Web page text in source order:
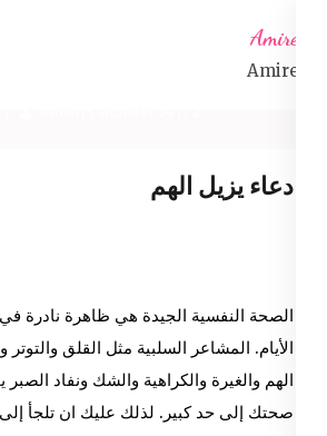
content
Amireta
Amireta
دعاء يزيل الهم
الصحة النفسية الجيدة هي ظاهرة نادرة
الأيام. المشاعر السلبية مثل القلق
الهم والغيرة والكراهية والشك ونفاد
صحتك إلى حد كبير. لذلك عليك ان تلجأ إلى